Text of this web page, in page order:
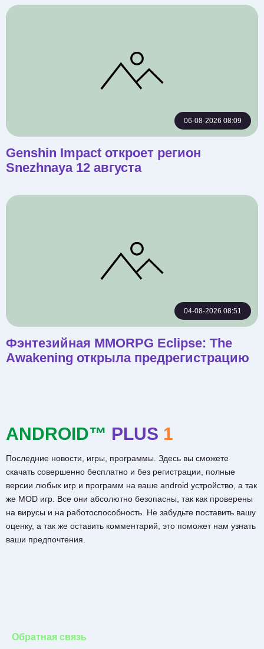
06-08-2026 08:09
Genshin Impact откроет регион
Snezhnaya 12 августа
04-08-2026 08:51
Фэнтезийная MMORPG Eclipse: The
Awakening открыла предрегистрацию
ANDROID™ PLUS 1
Последние новости, игры, программы. Здесь вы сможете
скачать совершенно бесплатно и без регистрации, полные
версии любых игр и программ на ваше android устройство, а так
же MOD игр. Все они абсолютно безопасны, так как проверены
на вирусы и на работоспособность. Не забудьте поставить вашу
оценку, а так же оставить комментарий, это поможет нам узнать
ваши предпочтения.
Обратная связь